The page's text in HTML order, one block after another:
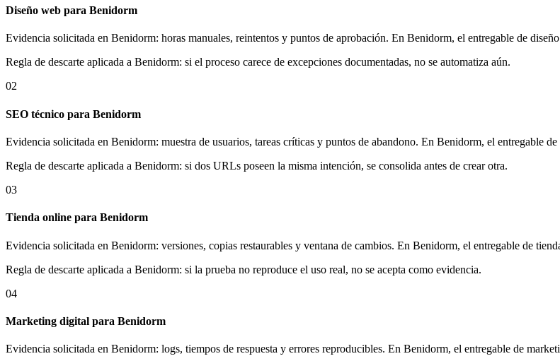
Diseño web para Benidorm
Evidencia solicitada en Benidorm: horas manuales, reintentos y puntos de aprobación. En Benidorm, el entregable de
Regla de descarte aplicada a Benidorm: si el proceso carece de excepciones documentadas, no se automatiza aún.
02
SEO técnico para Benidorm
Evidencia solicitada en Benidorm: muestra de usuarios, tareas críticas y puntos de abandono. En Benidorm, el entregable
Regla de descarte aplicada a Benidorm: si dos URLs poseen la misma intención, se consolida antes de crear otra.
03
Tienda online para Benidorm
Evidencia solicitada en Benidorm: versiones, copias restaurables y ventana de cambios. En Benidorm, el entregable de
Regla de descarte aplicada a Benidorm: si la prueba no reproduce el uso real, no se acepta como evidencia.
04
Marketing digital para Benidorm
Evidencia solicitada en Benidorm: logs, tiempos de respuesta y errores reproducibles. En Benidorm, el entregable de